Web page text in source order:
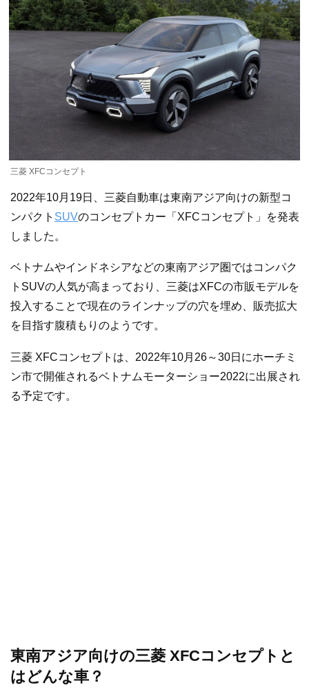
三菱 XFCコンセプト
2022年10月19日、三菱自動車は東南アジア向けの新型コ
ンパクト SUVのコンセプトカー「XFCコンセプト」を発表
しました。
ベトナムやインドネシアなどの東南アジア圏ではコンパク
トSUVの人気が高まっており、三菱はXFCの市販モデルを
投入することで現在のラインナップの穴を埋め、販売拡大
を目指す腹積もりのようです。
三菱 XFCコンセプトは、2022年10月26～30日にホーチミ
ン市で開催されるベトナムモーターショー2022に出展され
る予定です。
東南アジア向けの三菱 XFCコンセプトと
はどんな車？